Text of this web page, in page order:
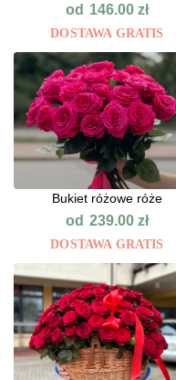
od 146.00 zł
DOSTAWA GRATIS
Bukiet różowe róże
od 239.00 zł
DOSTAWA GRATIS